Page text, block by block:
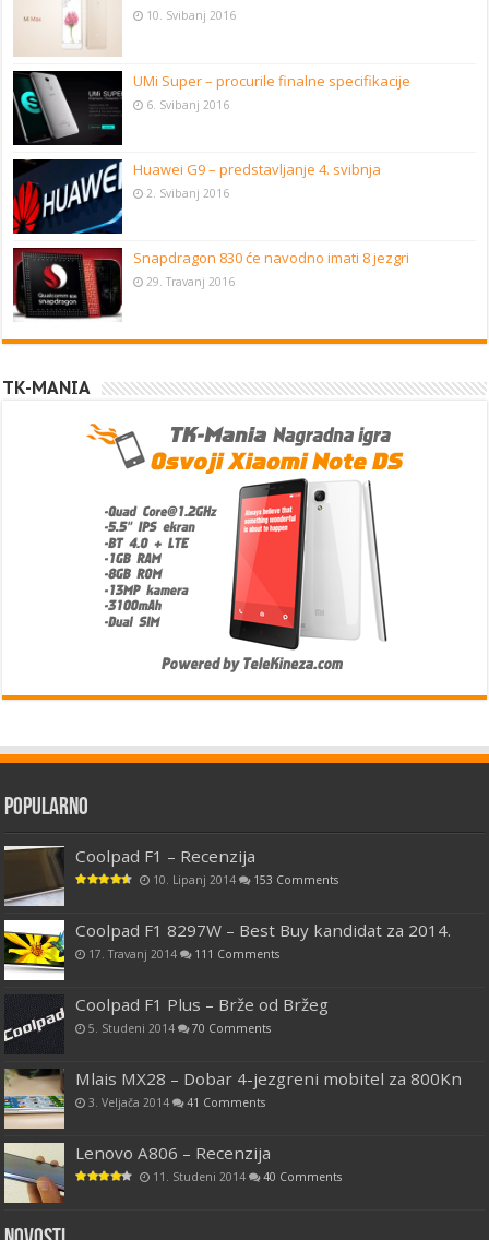
10. Svibanj 2016
UMi Super – procurile finalne specifikacije
6. Svibanj 2016
Huawei G9 – predstavljanje 4. svibnja
2. Svibanj 2016
Snapdragon 830 će navodno imati 8 jezgri
29. Travanj 2016
TK-MANIA
Popularno
Coolpad F1 – Recenzija
10. Lipanj 2014 153 Comments
Coolpad F1 8297W – Best Buy kandidat za 2014.
17. Travanj 2014 111 Comments
Coolpad F1 Plus – Brže od Bržeg
5. Studeni 2014 70 Comments
Mlais MX28 – Dobar 4-jezgreni mobitel za 800Kn
3. Veljača 2014 41 Comments
Lenovo A806 – Recenzija
11. Studeni 2014 40 Comments